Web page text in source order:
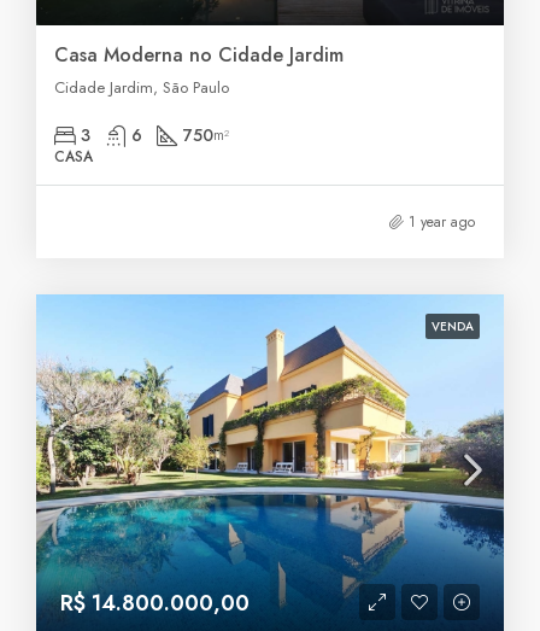
Casa Moderna no Cidade Jardim
Cidade Jardim, São Paulo
3 6 750m²
CASA
1 year ago
VENDA
R$ 14.800.000,00